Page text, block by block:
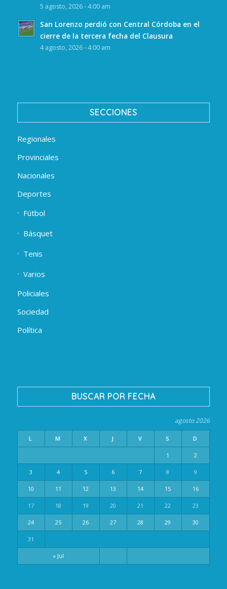
5 agosto, 2026 - 4:00 am
San Lorenzo perdió con Central Córdoba en el
cierre de la tercera fecha del Clausura
4 agosto, 2026 - 4:00 am
SECCIONES
Regionales
Provinciales
Nacionales
Deportes
Fútbol
Básquet
Tenis
Varios
Policiales
Sociedad
Política
BUSCAR POR FECHA
agosto 2026
L M X J V S D
« Jul
1 2
3 4 5 6 7 8 9
10 11 12 13 14 15 16
17 18 19 20 21 22 23
24 25 26 27 28 29 30
31